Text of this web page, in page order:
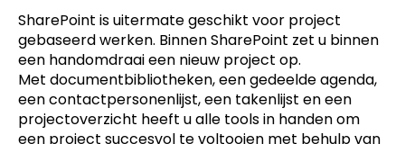
SharePoint is uitermate geschikt voor project
gebaseerd werken. Binnen SharePoint zet u binnen
een handomdraai een nieuw project op.
Met documentbibliotheken, een gedeelde agenda,
een contactpersonenlijst, een takenlijst en een
projectoverzicht heeft u alle tools in handen om
een project succesvol te voltooien met behulp van